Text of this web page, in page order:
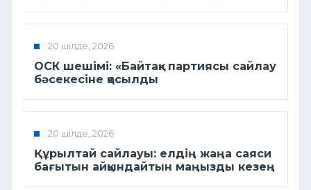
20 шілде, 2026
ОСК шешімі: «Байтақ» партиясы сайлау
бәсекесіне қосылды
20 шілде, 2026
Құрылтай сайлауы: елдің жаңа саяси
бағытын айқындайтын маңызды кезең